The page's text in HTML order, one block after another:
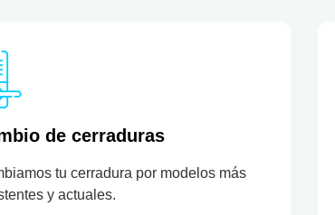
de cerraduras
tu cerradura por modelos más
y actuales.